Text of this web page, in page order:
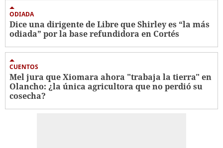
ODIADA
Dice una dirigente de Libre que Shirley es “la más
odiada” por la base refundidora en Cortés
CUENTOS
Mel jura que Xiomara ahora "trabaja la tierra" en
Olancho: ¿la única agricultora que no perdió su
cosecha?